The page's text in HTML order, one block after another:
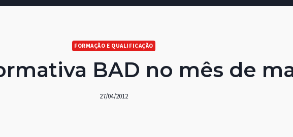
FORMAÇÃO E QUALIFICAÇÃO
BAD no mês de
27/04/2012